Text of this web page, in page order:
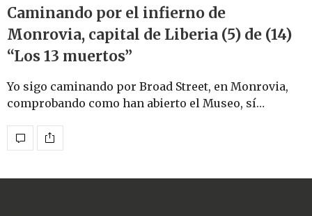
Caminando por el infierno de
Monrovia, capital de Liberia (5) de (14)
“Los 13 muertos”
Yo sigo caminando por Broad Street, en Monrovia,
comprobando como han abierto el Museo, sí…